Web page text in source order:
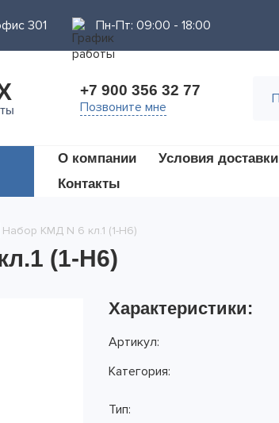
301 Пн-Пт: 09:00 - 18:00
+7 900 356 32 77
Позвоните мне
О компании Условия доставки
Контакты
Набор КМД N 6 кл.1 (1-Н6)
(1-Н6)
Характеристики:
Артикул:
Категория:
Тип: